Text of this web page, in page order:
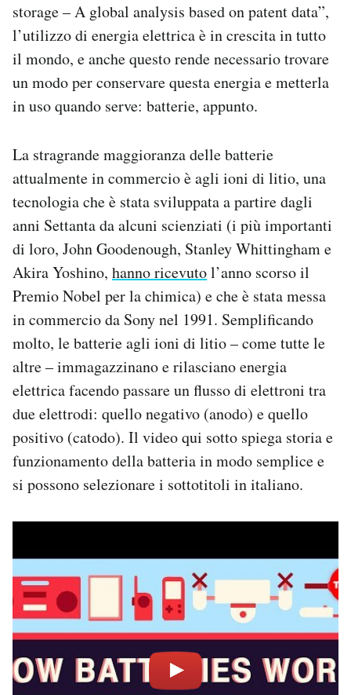
storage – A global analysis based on patent data”,
l’utilizzo di energia elettrica è in crescita in tutto
il mondo, e anche questo rende necessario trovare
un modo per conservare questa energia e metterla
in uso quando serve: batterie, appunto.
La stragrande maggioranza delle batterie
attualmente in commercio è agli ioni di litio, una
tecnologia che è stata sviluppata a partire dagli
anni Settanta da alcuni scienziati (i più importanti
di loro, John Goodenough, Stanley Whittingham e
Akira Yoshino, hanno ricevutol’anno scorso il
Premio Nobel per la chimica) e che è stata messa
in commercio da Sony nel 1991. Semplificando
molto, le batterie agli ioni di litio – come tutte le
altre – immagazzinano e rilasciano energia
elettrica facendo passare un flusso di elettroni tra
due elettrodi: quello negativo (anodo) e quello
positivo (catodo). Il video qui sotto spiega storia e
funzionamento della batteria in modo semplice e
si possono selezionare i sottotitoli in italiano.